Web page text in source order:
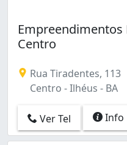
Empreendimentos
Centro
Rua Tiradentes, 113
Centro - Ilhéus - BA
Ver Tel Info